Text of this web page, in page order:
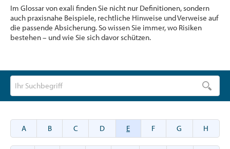
Im Glossar von exali finden Sie nicht nur Definitionen, sondern
auch praxisnahe Beispiele, rechtliche Hinweise und Verweise auf
die passende Absicherung. So wissen Sie immer, wo Risiken
bestehen – und wie Sie sich davor schützen.
A B C D E F G H